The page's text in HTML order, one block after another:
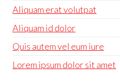
Aliquam erat volutpat
Aliquam id dolor
Quis autem vel eum iure
Lorem ipsum dolor sit amet